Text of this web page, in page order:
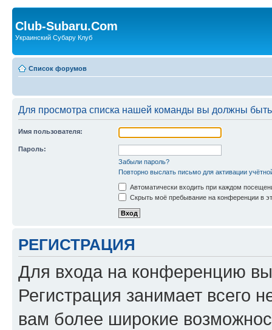
Club-Subaru.Com
Украинский Субару Клуб
Список форумов
Для просмотра списка нашей команды вы должны
Имя пользователя:
Пароль:
Забыли пароль?
Повторно выслать письмо для активации
Автоматически входить при каждом
Скрыть моё пребывание на конференции в
РЕГИСТРАЦИЯ
Для входа на конференцию
Регистрация занимает всего
вам более широкие